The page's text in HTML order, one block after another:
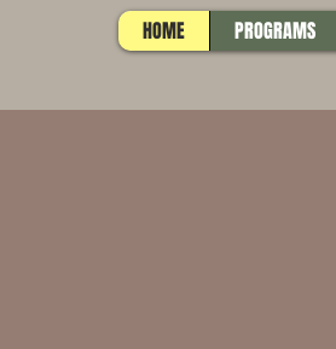
HOME PROGRAMS